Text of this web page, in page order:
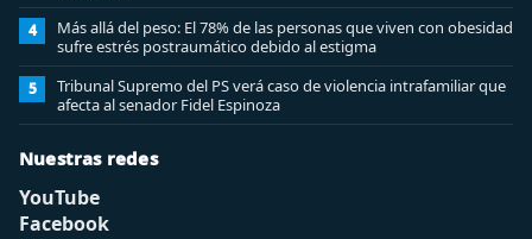
4
Más allá del peso: El 78% de las personas que viven con obesidad
sufre estrés postraumático debido al estigma
5
Tribunal Supremo del PS verá caso de violencia intrafamiliar que
afecta al senador Fidel Espinoza
Nuestras redes
YouTube
Facebook